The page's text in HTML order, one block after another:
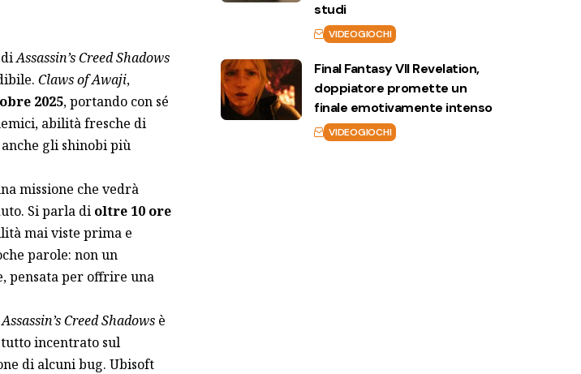
diAssassin’s Creed Shadows
Claws of Awaji,
2025, portando con sé
abilità fresche di
gli shinobi più
missione che vedrà
Si parla di oltre 10 ore
mai viste prima e
parole: non un
pensata per offrire una
Assassin’s Creed Shadowsè
incentrato sul
di alcuni bug. Ubisoft
studi
VIDEOGIOCHI
Final Fantasy VII Revelation,
doppiatore promette un
finale emotivamente intenso
VIDEOGIOCHI